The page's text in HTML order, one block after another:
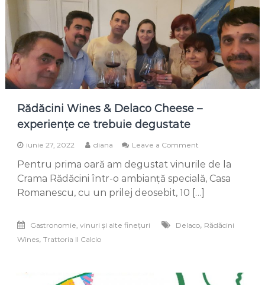
Rădăcini Wines & Delaco Cheese –
experiențe ce trebuie degustate
iunie 27, 2022 diana Leave a Comment
Wines
&
Delaco
Cheese
ce
Pentru prima oară am degustat vinurile de la
Crama Rădăcini într-o ambianță specială, Casa
Romanescu, cu un prilej deosebit, 10 […]
Gastronomie, vinuri și alte finețuri Delaco, Rădăcini
Wines, Trattoria Il Calcio